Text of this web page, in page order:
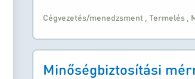
Cégvezetés/menedzsment ,Termelés
Minőségbiztosítási